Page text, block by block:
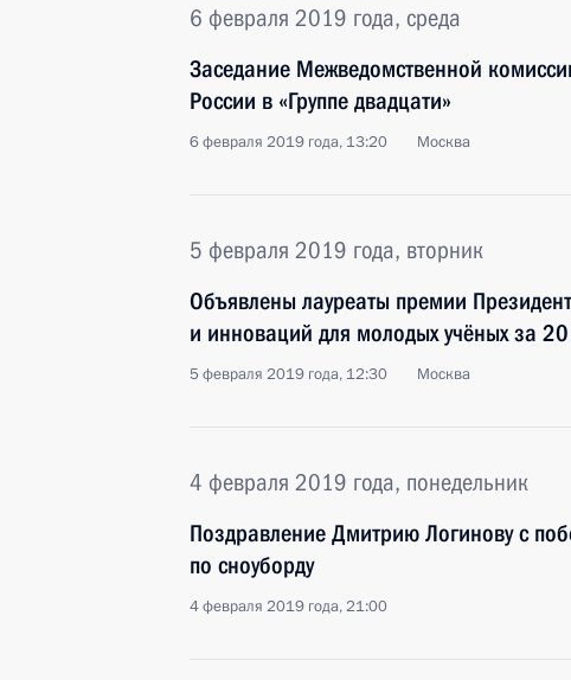
6 февраля 2019 года, среда
Заседание Межведомственной
России в «Группе двадцати»
6 февраля 2019 года, 13:20 Москва
5 февраля 2019 года, вторник
Объявлены лауреаты премии
и инноваций для молодых учёных за
5 февраля 2019 года, 12:30 Москва
4 февраля 2019 года, понедельник
Поздравление Дмитрию Логинову с
по сноуборду
4 февраля 2019 года, 21:00